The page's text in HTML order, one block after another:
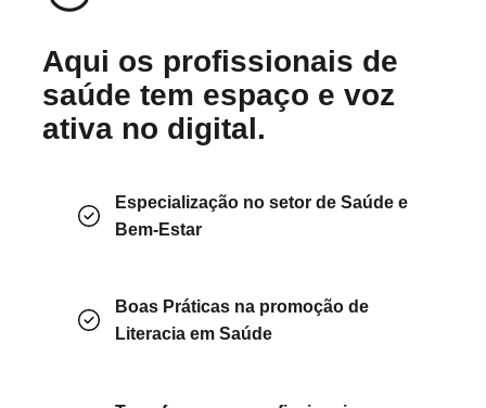
Aqui os profissionais de
saúde tem espaço e voz
ativa no digital.
Especialização no setor de Saúde e
Bem-Estar
Boas Práticas na promoção de
Literacia em Saúde